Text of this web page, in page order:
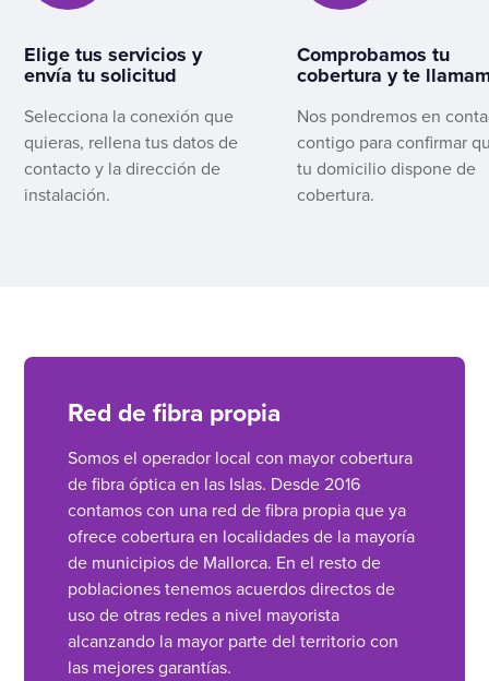
Elige tus servicios y
envía tu solicitud
Selecciona la conexión que
quieras, rellena tus datos de
contacto y la dirección de
instalación.
Comprobamos tu
cobertura y te
Nos pondremos en
contigo para confirmar
tu domicilio dispone de
cobertura.
Red de fibra propia
Somos el operador local con mayor cobertura
de fibra óptica en las Islas. Desde 2016
contamos con una red de fibra propia que ya
ofrece cobertura en localidades de la mayoría
de municipios de Mallorca. En el resto de
poblaciones tenemos acuerdos directos de
uso de otras redes a nivel mayorista
alcanzando la mayor parte del territorio con
las mejores garantías.